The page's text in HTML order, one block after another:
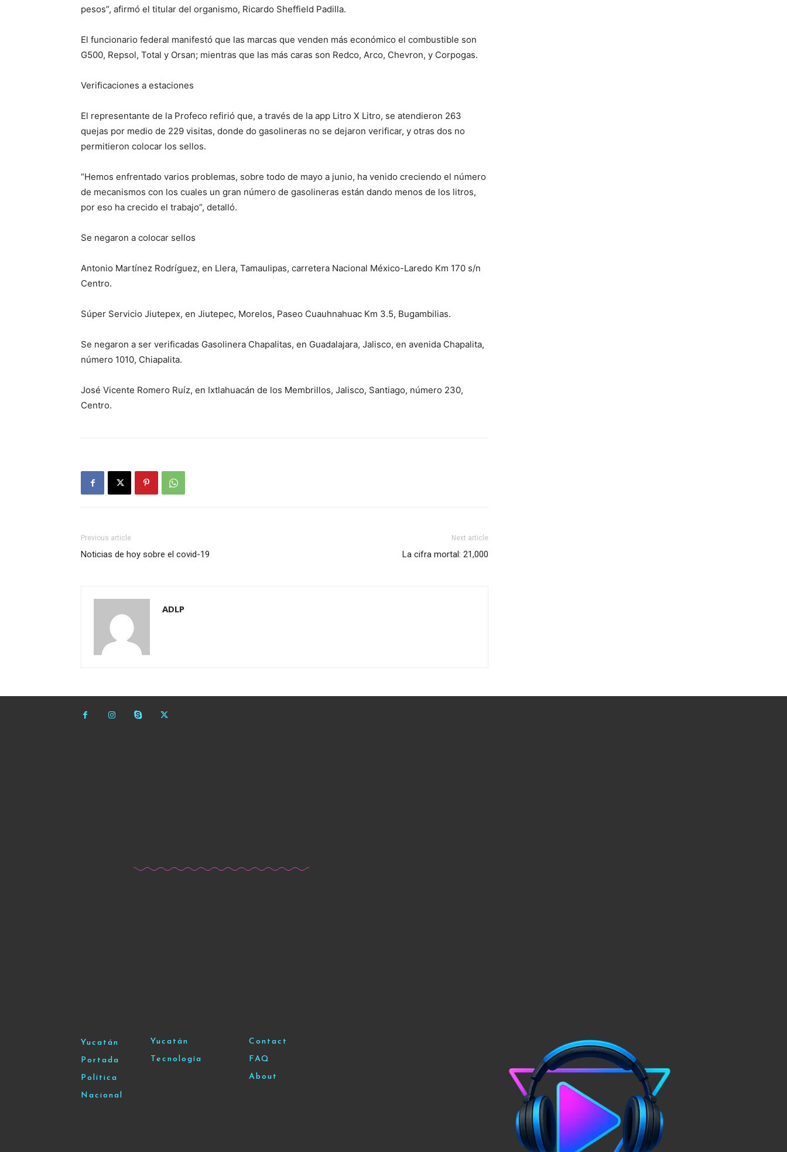
pesos”, afirmó el titular del organismo, Ricardo Sheffield Padilla.
El funcionario federal manifestó que las marcas que venden más económico el combustible son
G500, Repsol, Total y Orsan; mientras que las más caras son Redco, Arco, Chevron, y Corpogas.
Verificaciones a estaciones
El representante de la Profeco refirió que, a través de la app Litro X Litro, se atendieron 263
quejas por medio de 229 visitas, donde do gasolineras no se dejaron verificar, y otras dos no
permitieron colocar los sellos.
“Hemos enfrentado varios problemas, sobre todo de mayo a junio, ha venido creciendo el número
de mecanismos con los cuales un gran número de gasolineras están dando menos de los litros,
por eso ha crecido el trabajo”, detalló.
Se negaron a colocar sellos
Antonio Martínez Rodríguez, en Llera, Tamaulipas, carretera Nacional México-Laredo Km 170 s/n
Centro.
Súper Servicio Jiutepex, en Jiutepec, Morelos, Paseo Cuauhnahuac Km 3.5, Bugambilias.
Se negaron a ser verificadas Gasolinera Chapalitas, en Guadalajara, Jalisco, en avenida Chapalita,
número 1010, Chiapalita.
José Vicente Romero Ruíz, en Ixtlahuacán de los Membrillos, Jalisco, Santiago, número 230,
Centro.
Previous article
Noticias de hoy sobre el covid-19
Next article
La cifra mortal: 21,000
ADLP
Yucatán
Portada
Política
Nacional
Yucatán
Tecnología
Contact
FAQ
About